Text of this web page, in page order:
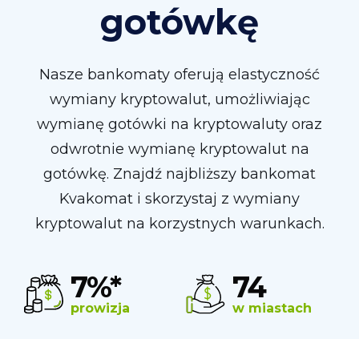
gotówkę
Nasze bankomaty oferują elastyczność
wymiany kryptowalut, umożliwiając
wymianę gotówki na kryptowaluty oraz
odwrotnie wymianę kryptowalut na
gotówkę. Znajdź najbliższy bankomat
Kvakomat i skorzystaj z wymiany
kryptowalut na korzystnych warunkach.
7%*
prowizja
74
w miastach